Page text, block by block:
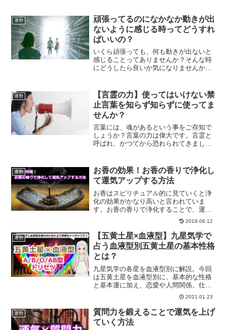
運勢
頑張ってるのになかなか動きが出
ないように感じる時ってどうすれ
ばいいの？
いくら頑張っても、何も動きが出ないと
感じることってありませんか？そんな時
にどうしたら良いか気になりませんか？
について解説します。
運勢
【言霊の力】使ってはいけない禁
止言葉を知らず知らずに使ってま
せんか？
言葉には、魂があるという事をご存知で
しょうか？言葉の力は偉大です。言霊と
呼ばれ、かつてから恐れられてきまし
使ってしまっているかもしれません。言
葉の力について解説していきます。
運勢
お香の効果！お香の香りで浄化し
て運気アップする方法
お香はスピリチュアル的に見ていくと浄
化の効果がかなり高いと言われていま
す。お香の香りで浄化することで、運気
アップしていくことができます。お香の
効果について、お香を利用して運気アッ
プする方法についてご紹介します。
2019.06.12
運勢
【五黄土星×血液型】九星気学で
占う血液型別五黄土星の基本性格
とは？
九星気学の各星を血液型別に解説。今回
は五黄土星を血液型別に、基本的な性格
と基本運に加え、恋愛や人間関係、仕事
やお金関連、開運のポイントや相性など
2021.01.23
運勢
質問力を鍛えることで運気を上げ
ていく方法